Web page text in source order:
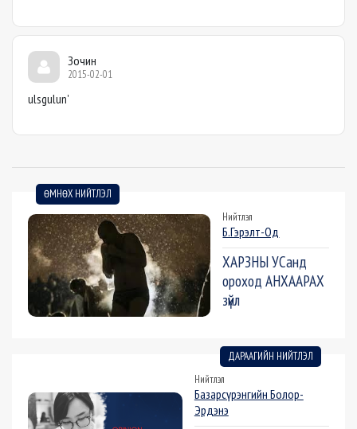
Зочин
2015-02-01
ulsgulun'
ӨМНӨХ НИЙТЛЭЛ
Нийтлэл
Б.Гэрэлт-Од
ХАРЗНЫ УСанд
ороход АНХААРАХ
зүйл
ДАРААГИЙН НИЙТЛЭЛ
Нийтлэл
Базарсүрэнгийн Болор-
Эрдэнэ